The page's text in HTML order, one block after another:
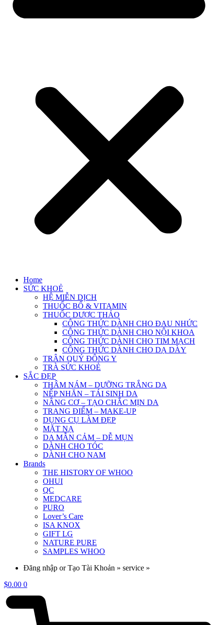
Home
SỨC KHOẺ
HỆ MIỄN DỊCH
THUỐC BỔ & VITAMIN
THUỐC DƯỢC THẢO
CÔNG THỨC DÀNH CHO ĐAU NHỨC
CÔNG THỨC DÀNH CHO NỘI KHOA
CÔNG THỨC DÀNH CHO TIM MẠCH
CÔNG THỨC DÀNH CHO DẠ DÀY
TRÂN QUÝ ĐÔNG Y
TRÀ SỨC KHOẺ
SẮC ĐẸP
THÂM NÁM – DƯỠNG TRẮNG DA
NẾP NHĂN – TÁI SINH DA
NÂNG CƠ – TẠO CHẮC MỊN DA
TRANG ĐIỂM – MAKE-UP
DỤNG CỤ LÀM ĐẸP
MẶT NẠ
DA MẪN CẢM – DỄ MỤN
DÀNH CHO TÓC
DÀNH CHO NAM
Brands
THE HISTORY OF WHOO
OHUI
QC
MEDCARE
PURO
Lover’s Care
ISA KNOX
GIFT LG
NATURE PURE
SAMPLES WHOO
Đăng nhập or Tạo Tài Khoản » service »
$0.00 0